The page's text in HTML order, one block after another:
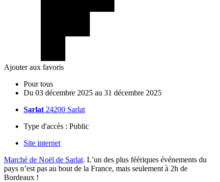
Ajouter aux favoris
Pour tous
Du 03 décembre 2025 au 31 décembre 2025
Sarlat 24200 Sarlat
Type d'accès : Public
Site internet
Marché de Noël de Sarlat. L’un des plus féériques événements du
pays n’est pas au bout de la France, mais seulement à 2h de
Bordeaux !